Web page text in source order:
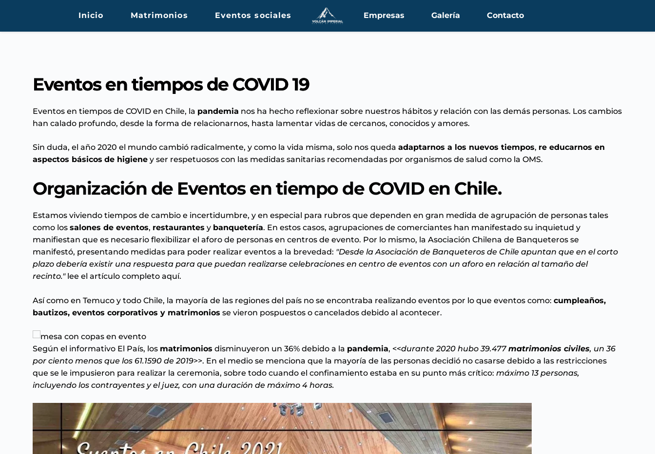
Inicio Matrimonios Eventos sociales Empresas Galería Contacto
Eventos en tiempos de COVID 19
Eventos en tiempos de COVID en Chile, la pandemia nos ha hecho reflexionar sobre nuestros hábitos y relación con las demás personas. Los cambios
han calado profundo, desde la forma de relacionarnos, hasta lamentar vidas de cercanos, conocidos y amores.
Sin duda, el año 2020 el mundo cambió radicalmente, y como la vida misma, solo nos quedaadaptarnos a los nuevos tiempos, re educarnos en
aspectos básicos de higiene y ser respetuosos con las medidas sanitarias recomendadas por organismos de salud como laOMS.
Organización de Eventos en tiempo de COVID en Chile.
Estamos viviendo tiempos de cambio e incertidumbre, y en especial para rubros que dependen en gran medida de agrupación de personas tales
como lossalones de eventos, restaurantes y banquetería. En estos casos, agrupaciones de comerciantes han manifestado su inquietud y
manifiestan que es necesario flexibilizar el aforo de personas en centros de evento. Por lo mismo, la Asociación Chilena de Banqueteros se
manifestó, presentando medidas para poder realizar eventos a la brevedad: "Desde la Asociación de Banqueteros de Chile apuntan que en el corto
plazo debería existir una respuesta para que puedan realizarse celebraciones en centro de eventos con un aforo en relación al tamaño del
recinto."lee el artículo completo aquí.
Así como en Temuco y todo Chile, la mayoría de las regiones del país no se encontraba realizando eventos por lo que eventos como:cumpleaños,
bautizos, eventos corporativos y matrimonios se vieron pospuestos o cancelados debido al acontecer.
Según el informativo El País, los matrimonios disminuyeron un 36% debido a la pandemia, <<durante 2020 hubo 39.477matrimonios civiles, un 36
por ciento menos que los 61.1590 de 2019>>. En el medio se menciona que la mayoría de las personas decidió no casarse debido a las restricciones
que se le impusieron para realizar la ceremonia, sobre todo cuando el confinamiento estaba en su punto más crítico:máximo 13 personas,
incluyendo los contrayentes y el juez, con una duración de máximo 4 horas.